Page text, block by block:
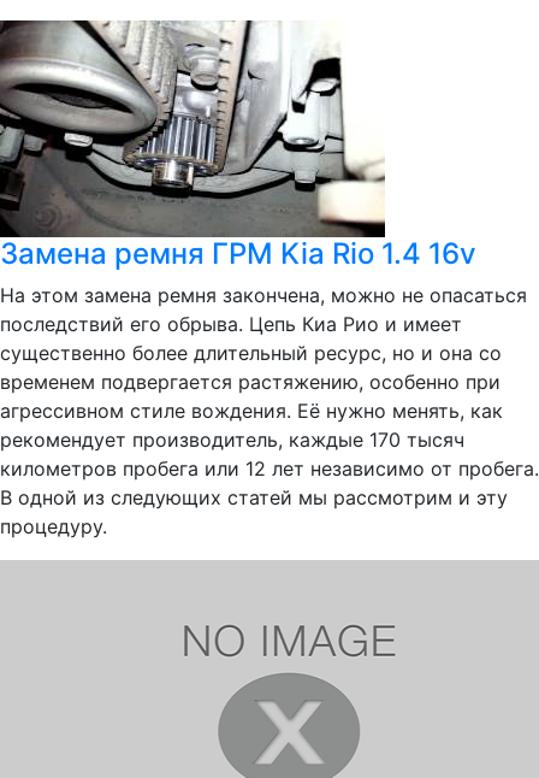
Замена ремня ГРМ Kia Rio 1.4 16v
На этом замена ремня закончена, можно не опасаться
последствий его обрыва. Цепь Киа Рио и имеет
существенно более длительный ресурс, но и она со
временем подвергается растяжению, особенно при
агрессивном стиле вождения. Её нужно менять, как
рекомендует производитель, каждые 170 тысяч
километров пробега или 12 лет независимо от пробега.
В одной из следующих статей мы рассмотрим и эту
процедуру.